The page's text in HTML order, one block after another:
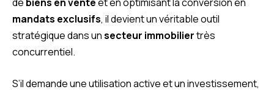
mandats exclusifs, il devient un véritable outil
stratégique dans unsecteur immobiliertrès
concurrentiel.
S’il demande une utilisation active et un investissement,